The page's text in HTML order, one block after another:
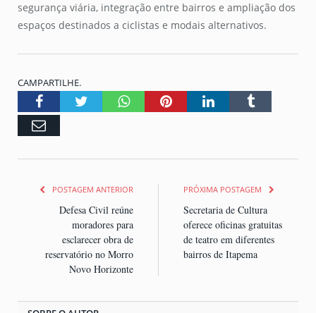
segurança viária, integração entre bairros e ampliação dos
espaços destinados a ciclistas e modais alternativos.
CAMPARTILHE.
FacebookTwitterWhatsappPinterestLinkedInTumblr
Email
POSTAGEM ANTERIOR
Defesa Civil reúne
moradores para
esclarecer obra de
reservatório no Morro
Novo Horizonte
PRÓXIMA POSTAGEM
Secretaria de Cultura
oferece oficinas gratuitas
de teatro em diferentes
bairros de Itapema